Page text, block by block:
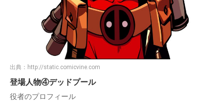
出典： http://static.comicvine.com
登場人物④デッドプール
役者のプロフィール